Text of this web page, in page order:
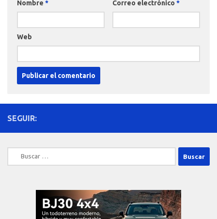
Nombre * Correo electrónico *
Web
SEGUIR:
Buscar: